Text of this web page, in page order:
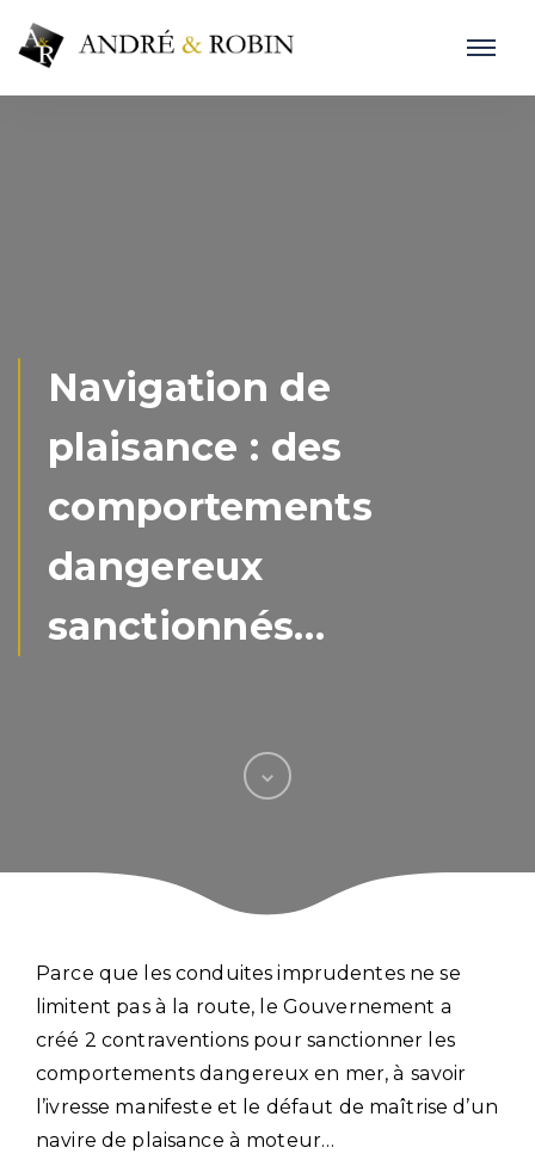
Navigation de
plaisance : des
comportements
dangereux
sanctionnés…
Parce que les conduites imprudentes ne se
limitent pas à la route, le Gouvernement a
créé 2 contraventions pour sanctionner les
comportements dangereux en mer, à savoir
l’ivresse manifeste et le défaut de maîtrise d’un
navire de plaisance à moteur…